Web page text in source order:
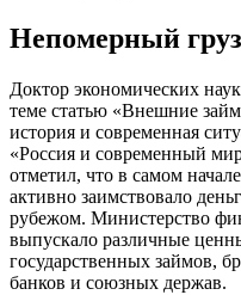
Непомерный груз
Доктор экономических
теме статью «Внешние
история и современная
«Россия и современный
отметил, что в самом
активно заимствовало
рубежом. Министерство
выпускало различные
государственных займов,
банков и союзных держав.